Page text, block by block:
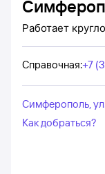
Работает
Справочная:+7
Симферополь,
Как добраться?